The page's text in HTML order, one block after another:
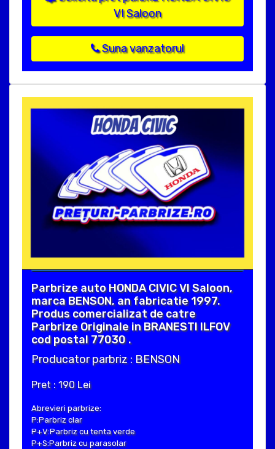
VI Saloon
Suna vanzatorul
Parbrize auto HONDA CIVIC VI Saloon,
marca BENSON, an fabricatie 1997.
Produs comercializat de catre
Parbrize Originale in BRANESTI ILFOV
cod postal 77030 .
Producator parbriz : BENSON
Pret : 190 Lei
Abrevieri parbrize:
P:Parbriz clar
P+V:Parbriz cu tenta verde
P+S:Parbriz cu parasolar